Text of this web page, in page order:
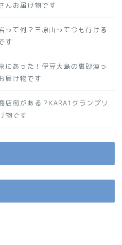
んお届け物です
って何？三原山って今も行ける
す
にあった！伊豆大島の裏砂漠っ
届け物です
店街がある？KARA1グランプリ
物です